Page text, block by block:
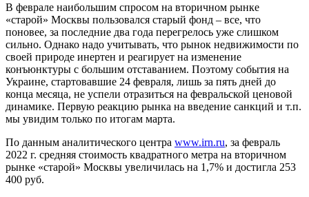
В феврале наибольшим спросом на вторичном рынке
«старой» Москвы пользовался старый фонд – все, что
поновее, за последние два года перегрелось уже слишком
сильно. Однако надо учитывать, что рынок недвижимости по
своей природе инертен и реагирует на изменение
конъюнктуры с большим отставанием. Поэтому события на
Украине, стартовавшие 24 февраля, лишь за пять дней до
конца месяца, не успели отразиться на февральской ценовой
динамике. Первую реакцию рынка на введение санкций и т.п.
мы увидим только по итогам марта.
По данным аналитического центра www.irn.ru, за февраль
2022 г. средняя стоимость квадратного метра на вторичном
рынке «старой» Москвы увеличилась на 1,7% и достигла 253
400 руб.